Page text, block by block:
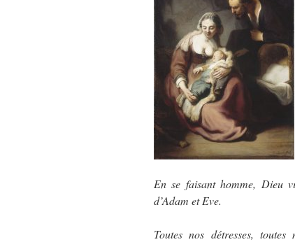
En se faisant homme, Dieu
d’Adam et Eve.
Toutes nos détresses,